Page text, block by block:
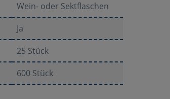
Wein- oder Sektflaschen
Ja
25 Stück
600 Stück